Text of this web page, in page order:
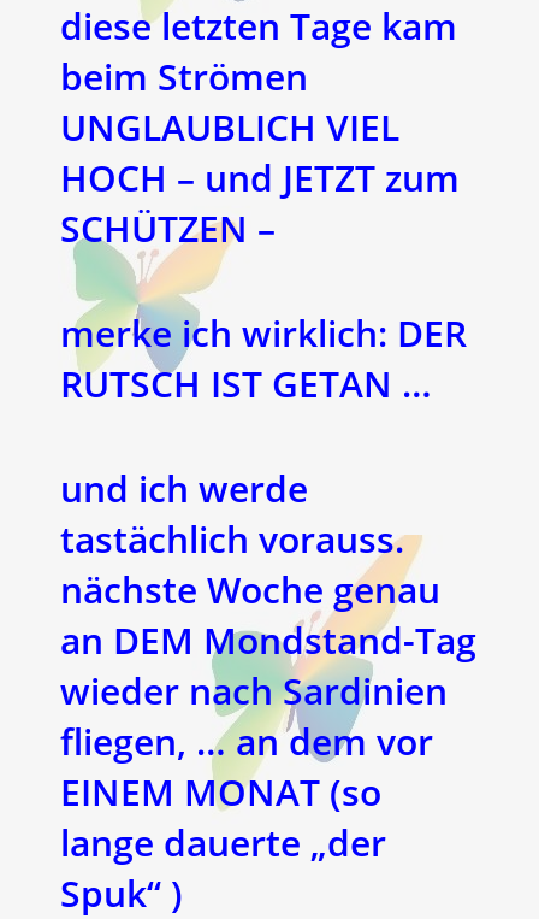
diese letzten Tage kam
beim Strömen
UNGLAUBLICH VIEL
HOCH – und JETZT zum
SCHÜTZEN –
merke ich wirklich: DER
RUTSCH IST GETAN …
und ich werde
tastächlich vorauss.
nächste Woche genau
an DEM Mondstand-Tag
wieder nach Sardinien
fliegen, … an dem vor
EINEM MONAT (so
lange dauerte „der
Spuk“ )